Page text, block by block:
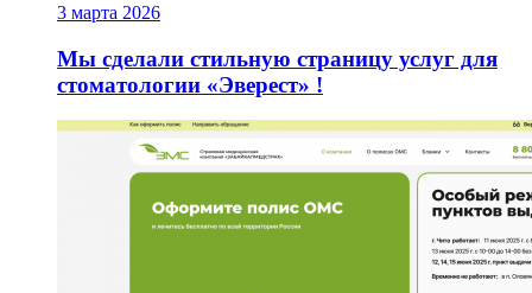
3 марта 2026
Мы сделали стильную страницу услуг для
стоматологии «Эверест» !